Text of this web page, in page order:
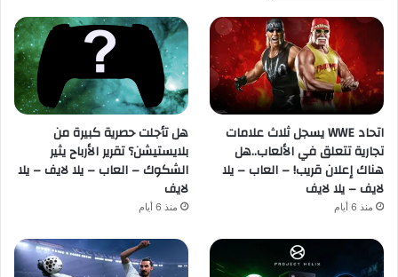
اتحاد WWE يسجل ثلاث علامات
تجارية تتعلق في الألعاب..هل
هناك إعلان قريب! – العاب – يلا
لايف – يلا لايف
منذ 6 أيام
هل تأجلت حصرية كبيرة من
بلايستيشن؟ تقرير الأرباح يثير
الشكوك – العاب – يلا لايف – يلا
لايف
منذ 6 أيام